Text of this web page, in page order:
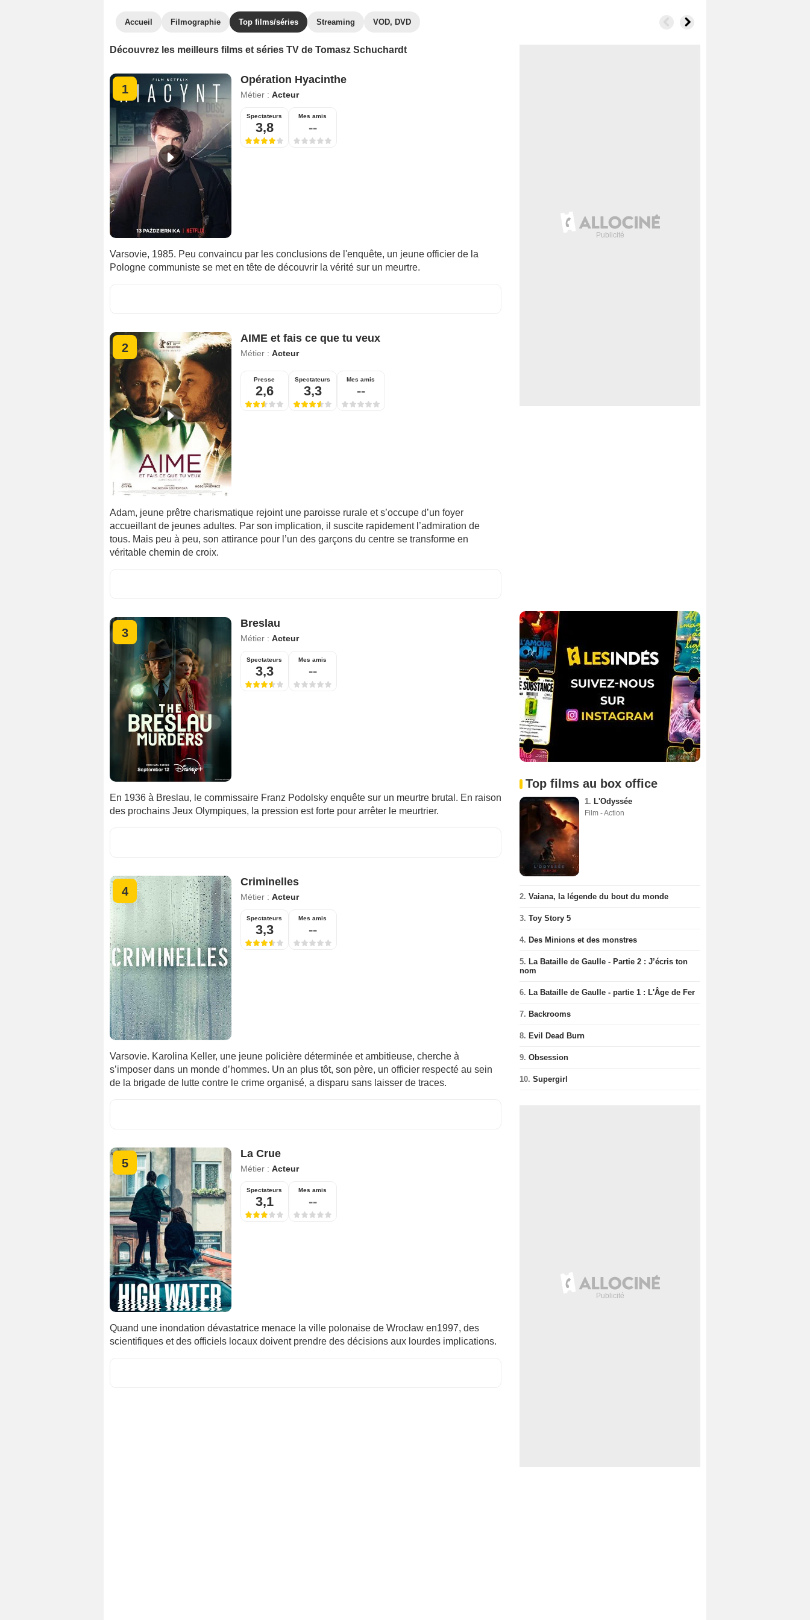
Accueil Filmographie Top films/séries Streaming VOD, DVD
Découvrez les meilleurs films et séries TV de Tomasz Schuchardt
1
Opération Hyacinthe
Métier : Acteur
Spectateurs
3,8
Mes amis
--
Varsovie, 1985. Peu convaincu par les conclusions de l'enquête, un jeune officier de la
Pologne communiste se met en tête de découvrir la vérité sur un meurtre.
2
AIME et fais ce que tu veux
Métier : Acteur
Presse
2,6
Spectateurs
3,3
Mes amis
--
Adam, jeune prêtre charismatique rejoint une paroisse rurale et s’occupe d’un foyer
accueillant de jeunes adultes. Par son implication, il suscite rapidement l’admiration de
tous. Mais peu à peu, son attirance pour l’un des garçons du centre se transforme en
véritable chemin de croix.
3
Breslau
Métier : Acteur
Spectateurs
3,3
Mes amis
--
En 1936 à Breslau, le commissaire Franz Podolsky enquête sur un meurtre brutal. En raison
des prochains Jeux Olympiques, la pression est forte pour arrêter le meurtrier.
4
Criminelles
Métier : Acteur
Spectateurs
3,3
Mes amis
--
Varsovie. Karolina Keller, une jeune policière déterminée et ambitieuse, cherche à
s’imposer dans un monde d’hommes. Un an plus tôt, son père, un officier respecté au sein
de la brigade de lutte contre le crime organisé, a disparu sans laisser de traces.
5
La Crue
Métier : Acteur
Spectateurs
3,1
Mes amis
--
Quand une inondation dévastatrice menace la ville polonaise de Wrocław en1997, des
scientifiques et des officiels locaux doivent prendre des décisions aux lourdes implications.
Top films au box office
1. L'Odyssée
Film - Action
2. Vaiana, la légende du bout du monde
3. Toy Story 5
4. Des Minions et des monstres
5. La Bataille de Gaulle - Partie 2 : J’écris ton
nom
6. La Bataille de Gaulle - partie 1 : L'Âge de Fer
7. Backrooms
8. Evil Dead Burn
9. Obsession
10. Supergirl